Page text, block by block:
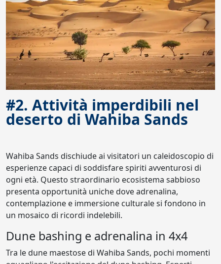
#2. Attività imperdibili nel
deserto di Wahiba Sands
Wahiba Sands dischiude ai visitatori un caleidoscopio di
esperienze capaci di soddisfare spiriti avventurosi di
ogni età. Questo straordinario ecosistema sabbioso
presenta opportunità uniche dove adrenalina,
contemplazione e immersione culturale si fondono in
un mosaico di ricordi indelebili.
Dune bashing e adrenalina in 4x4
Tra le dune maestose di Wahiba Sands, pochi momenti